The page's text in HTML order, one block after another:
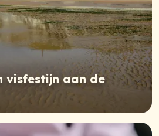
visfestijn aan de